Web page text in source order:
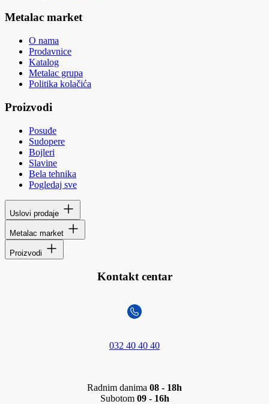
Metalac market
O nama
Prodavnice
Katalog
Metalac grupa
Politika kolačića
Proizvodi
Posuđe
Sudopere
Bojleri
Slavine
Bela tehnika
Pogledaj sve
Uslovi prodaje
Metalac market
Proizvodi
Kontakt centar
032 40 40 40
Radnim danima 08 - 18h
Subotom 09 - 16h